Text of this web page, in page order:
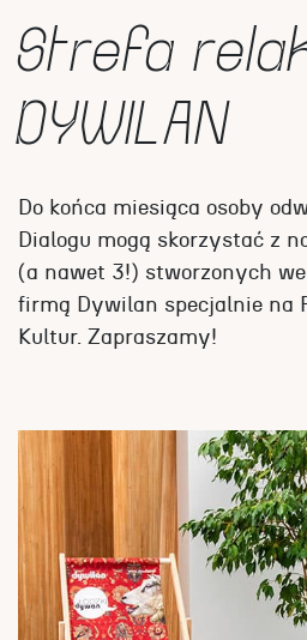
Strefa
DYWILAN
Do końca miesiąca osoby
Dialogu mogą skorzystać z
(a nawet 3!) stworzonych we
firmą Dywilan specjalnie na
Kultur. Zapraszamy!